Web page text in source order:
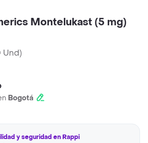
Montelukast (5 mg)
Und)
Bogotá
y seguridad en Rappi